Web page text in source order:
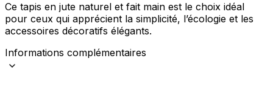
Ce tapis en jute naturel et fait main est le choix idéal
pour ceux qui apprécient la simplicité, l’écologie et les
accessoires décoratifs élégants.
Informations complémentaires